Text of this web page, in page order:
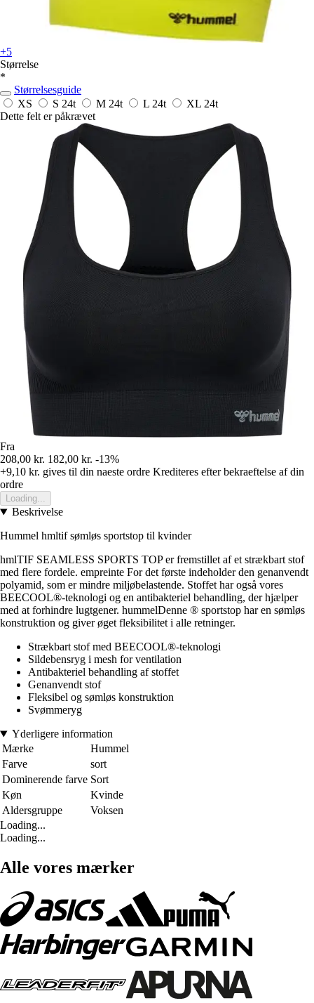
+5
Størrelse
*
Størrelsesguide
XS
S 24t M 24t L 24t XL 24t
Dette felt er påkrævet
Fra
208,00 kr. 182,00 kr. -13%
+9,10 kr. gives til din naeste ordre Krediteres efter bekraeftelse af din
ordre
Loading...
Beskrivelse
Hummel hmltif sømløs sportstop til kvinder
hmlTIF SEAMLESS SPORTS TOP er fremstillet af et strækbart stof
med flere fordele. empreinte For det første indeholder den genanvendt
polyamid, som er mindre miljøbelastende. Stoffet har også vores
BEECOOL®-teknologi og en antibakteriel behandling, der hjælper
med at forhindre lugtgener. hummelDenne ® sportstop har en sømløs
konstruktion og giver øget fleksibilitet i alle retninger.
Strækbart stof med BEECOOL®-teknologi
Sildebensryg i mesh for ventilation
Antibakteriel behandling af stoffet
Genanvendt stof
Fleksibel og sømløs konstruktion
Svømmeryg
Yderligere information
Mærke
Hummel
Farve
sort
Dominerende farve Sort
Køn
Kvinde
Aldersgruppe
Voksen
Loading...
Loading...
Alle vores mærker